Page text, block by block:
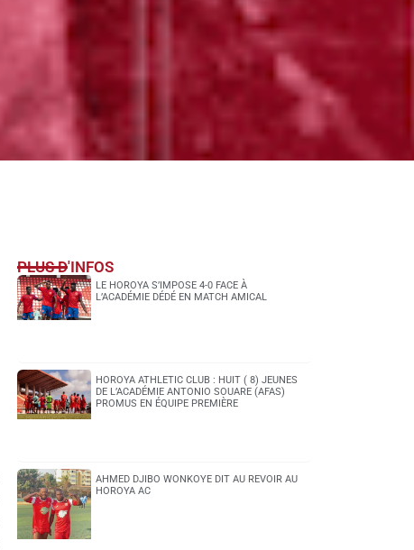
PLUS D'INFOS
LE HOROYA S’IMPOSE 4-0 FACE À
L’ACADÉMIE DÉDÉ EN MATCH AMICAL
HOROYA ATHLETIC CLUB : HUIT ( 8) JEUNES
DE L’ACADÉMIE ANTONIO SOUARE (AFAS)
PROMUS EN ÉQUIPE PREMIÈRE
AHMED DJIBO WONKOYE DIT AU REVOIR AU
HOROYA AC